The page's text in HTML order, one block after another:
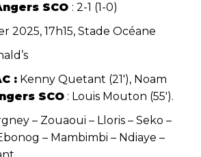
SCO : 2-1 (1-0)
2025, 17h15, Stade Océane
: Kenny Quetant (21′), Noam
SCO : Louis Mouton (55′).
– Zouaoui – Lloris – Seko –
– Mambimbi – Ndiaye –